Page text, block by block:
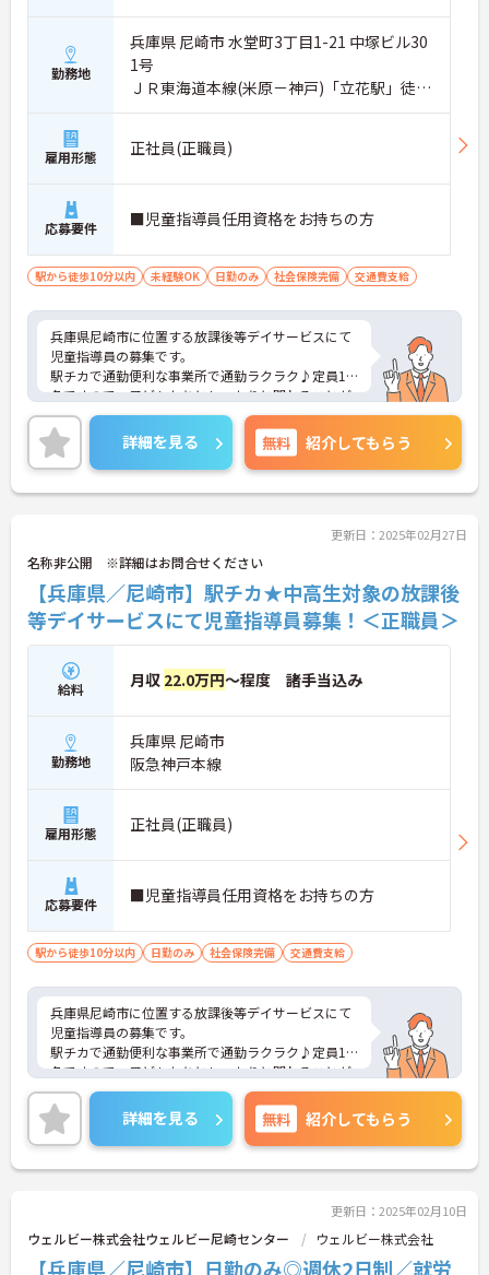
勤務地
兵庫県 尼崎市 水堂町3丁目1-21 中塚ビル30
1号
ＪＲ東海道本線(米原－神戸)「立花駅」徒歩
4分
雇用形態 正社員(正職員)
応募要件 ■児童指導員任用資格をお持ちの方
駅から徒歩10分以内 未経験OK 日勤のみ 社会保険完備 交通費支給
兵庫県尼崎市に位置する放課後等デイサービスにて
児童指導員の募集です。
駅チカで通勤便利な事業所で通勤ラクラク♪定員10
名ですので、子どもたちとしっかりと関わることが
できます。
ご興味ある方には、面接対策ポイントなど、さらに
詳細をお話しいたしますのでお気軽にご相談くださ
い！
詳細を見る 無料 紹介してもらう
更新日：2025年02月27日
名称非公開 ※詳細はお問合せください
【兵庫県／尼崎市】駅チカ★中高生対象の放課後
等デイサービスにて児童指導員募集！＜正職員＞
給料 月収 22.0万円～程度 諸手当込み
勤務地
兵庫県 尼崎市
阪急神戸本線
雇用形態 正社員(正職員)
応募要件 ■児童指導員任用資格をお持ちの方
駅から徒歩10分以内 日勤のみ 社会保険完備 交通費支給
兵庫県尼崎市に位置する放課後等デイサービスにて
児童指導員の募集です。
駅チカで通勤便利な事業所で通勤ラクラク♪定員10
名ですので、子どもたちとしっかりと関わることが
できます。
ご興味ある方には、面接対策ポイントなど、さらに
詳細をお話しいたしますのでお気軽にご相談くださ
い！
詳細を見る 無料 紹介してもらう
更新日：2025年02月10日
ウェルビー株式会社ウェルビー尼崎センター ウェルビー株式会社
【兵庫県／尼崎市】日勤のみ◎週休2日制／就労